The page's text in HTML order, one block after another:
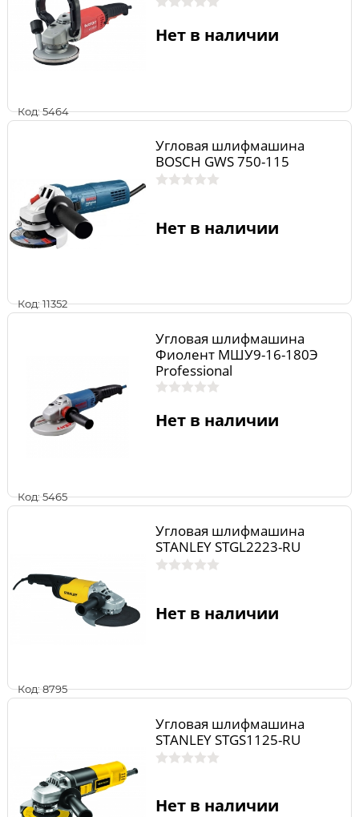
Код: 5464
Нет в наличии
Код: 11352
Угловая шлифмашина
BOSCH GWS 750-115
Нет в наличии
Код: 5465
Угловая шлифмашина
Фиолент МШУ9-16-180Э
Professional
Нет в наличии
Код: 8795
Угловая шлифмашина
STANLEY STGL2223-RU
Нет в наличии
Угловая шлифмашина
STANLEY STGS1125-RU
Нет в наличии